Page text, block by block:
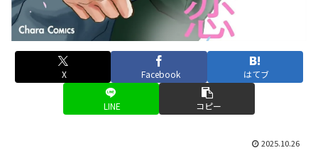
X Facebook はてブ
LINE コピー
2025.10.26